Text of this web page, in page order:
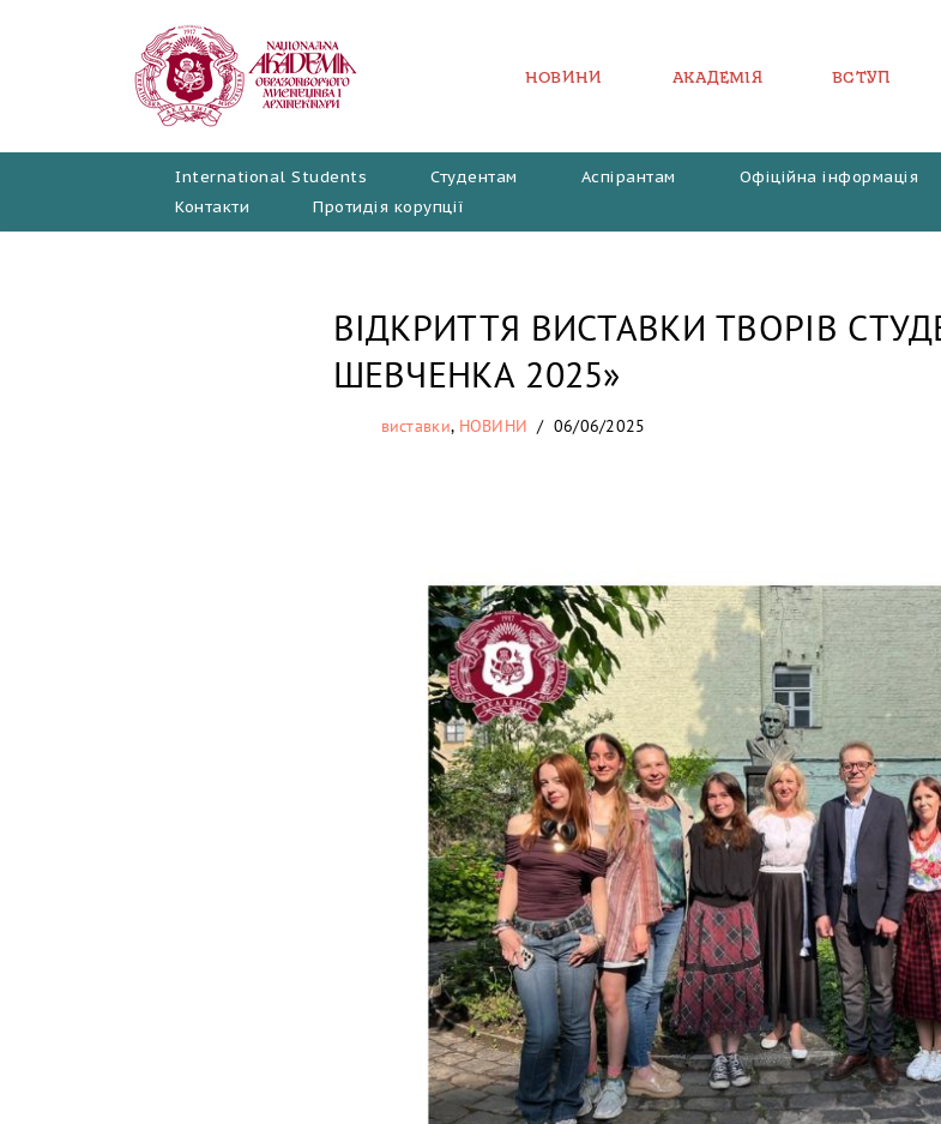
НОВИНИ АКАДЕМІЯ ВСТУП
International Students Студентам Аспірантам Офіційна інформація
Контакти
Протидія корупції
ВІДКРИТТЯ ВИСТАВКИ ТВОРІВ
ШЕВЧЕНКА 2025»
виставки, НОВИНИ 06/06/2025